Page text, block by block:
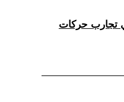
تجارب حركات